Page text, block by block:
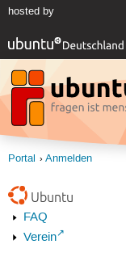
hosted by
Portal Anmelden
Ubuntu
FAQ
Verein